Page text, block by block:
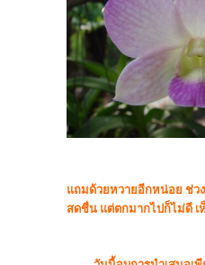
แถมด้วยหวายอีกหน่อย ช่
สดชื่น แต่ตกมากไปก็ไม่ดี